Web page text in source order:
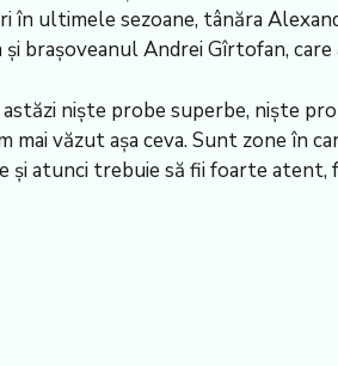
în ultimele sezoane, tânăra
braşoveanul Andrei Gîrtofan,
nişte probe superbe, nişte
văzut aşa ceva. Sunt zone în
şi atunci trebuie să fii foarte